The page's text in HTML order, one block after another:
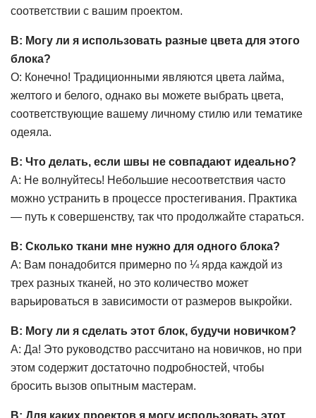
соответствии с вашим проектом.
В: Могу ли я использовать разные цвета для этого
блока?
О: Конечно! Традиционными являются цвета лайма,
желтого и белого, однако вы можете выбрать цвета,
соответствующие вашему личному стилю или тематике
одеяла.
В: Что делать, если швы не совпадают идеально?
А: Не волнуйтесь! Небольшие несоответствия часто
можно устранить в процессе простегивания. Практика
— путь к совершенству, так что продолжайте стараться.
В: Сколько ткани мне нужно для одного блока?
A: Вам понадобится примерно по ¼ ярда каждой из
трех разных тканей, но это количество может
варьироваться в зависимости от размеров выкройки.
В: Могу ли я сделать этот блок, будучи новичком?
А: Да! Это руководство рассчитано на новичков, но при
этом содержит достаточно подробностей, чтобы
бросить вызов опытным мастерам.
В: Для каких проектов я могу использовать этот